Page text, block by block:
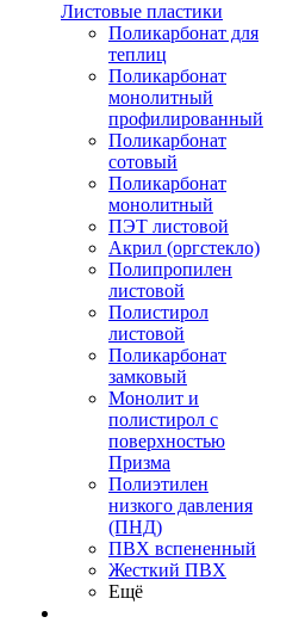
Листовые пластики
Поликарбонат для
теплиц
Поликарбонат
монолитный
профилированный
Поликарбонат
сотовый
Поликарбонат
монолитный
ПЭТ листовой
Акрил (оргстекло)
Полипропилен
листовой
Полистирол
листовой
Поликарбонат
замковый
Монолит и
полистирол с
поверхностью
Призма
Полиэтилен
низкого давления
(ПНД)
ПВХ вспененный
Жесткий ПВХ
Ещё